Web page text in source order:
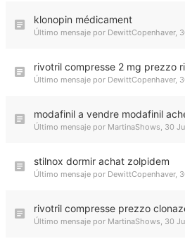
klonopin médicament
Último mensaje por DewittCopenhaver,
rivotril compresse 2 mg prezzo
Último mensaje por DewittCopenhaver,
modafinil a vendre modafinil
Último mensaje por MartinaShows, 30
stilnox dormir achat zolpidem
Último mensaje por DewittCopenhaver,
rivotril compresse prezzo
Último mensaje por MartinaShows, 30